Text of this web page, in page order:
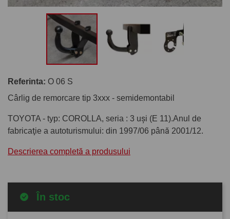
Referinta: O 06 S
Cârlig de remorcare tip 3xxx - semidemontabil
TOYOTA - typ: COROLLA, seria : 3 uşi (E 11).Anul de
fabricaţie a autoturismului: din 1997/06 până 2001/12.
Descrierea completă a produsului
În stoc